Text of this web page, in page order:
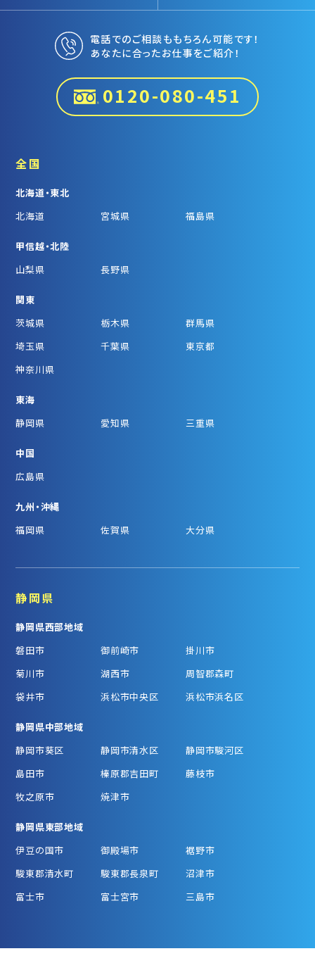
電話でのご相談ももちろん可能です！
あなたに合ったお仕事をご紹介！
0120-080-451
全国
北海道・東北
北海道
宮城県 福島県
甲信越・北陸
山梨県
長野県
関東
茨城県
栃木県
群馬県
埼玉県
千葉県
東京都
神奈川県
東海
静岡県
愛知県 三重県
中国
広島県
九州・沖縄
福岡県
佐賀県 大分県
静岡県
静岡県西部地域
磐田市
御前崎市
掛川市
菊川市
湖西市
周智郡森町
袋井市
浜松市中央区 浜松市浜名区
静岡県中部地域
静岡市葵区
静岡市清水区
静岡市駿河区
島田市
榛原郡吉田町
藤枝市
牧之原市
焼津市
静岡県東部地域
伊豆の国市
御殿場市
裾野市
駿東郡清水町
駿東郡長泉町
沼津市
富士市
富士宮市 三島市